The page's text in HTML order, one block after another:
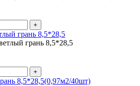
+
грань 8,5*28,5
+
8,5*28,5(0,97м2/40шт)